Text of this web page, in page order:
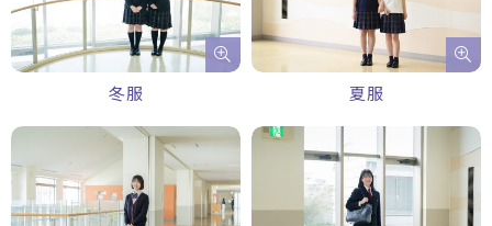
冬服 夏服